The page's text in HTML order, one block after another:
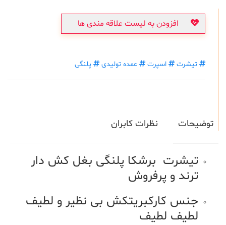
افزودن به لیست علاقه مندی ها
تیشرت اسپرت عمده تولیدی پلنگی
توضیحات نظرات کابران
تیشرت برشکا پلنگی بغل کش دار
ترند و پرفروش
جنس کارکبریتکش بی نظیر و لطیف
لطیف لطیف